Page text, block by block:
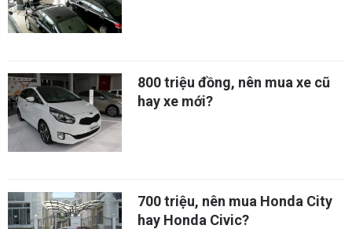
800 triệu đồng, nên mua xe cũ
hay xe mới?
700 triệu, nên mua Honda City
hay Honda Civic?